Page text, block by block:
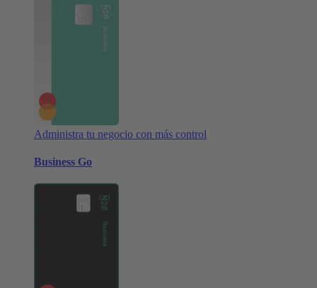
Administra tu negocio con más control
Business Go